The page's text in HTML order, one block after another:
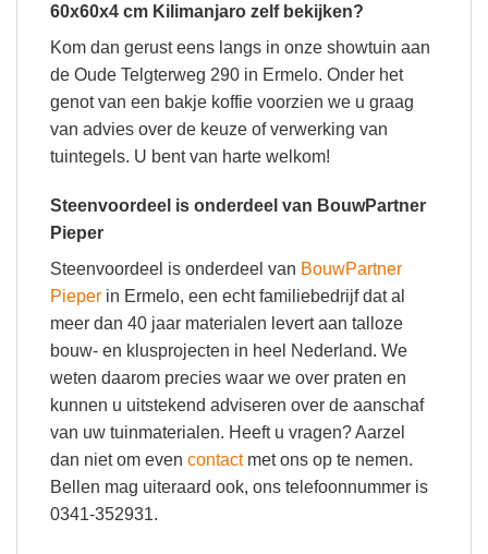
60x60x4 cm Kilimanjaro zelf bekijken?
Kom dan gerust eens langs in onze showtuin aan
de Oude Telgterweg 290 in Ermelo. Onder het
genot van een bakje koffie voorzien we u graag
van advies over de keuze of verwerking van
tuintegels. U bent van harte welkom!
Steenvoordeel is onderdeel van BouwPartner
Pieper
Steenvoordeel is onderdeel van BouwPartner
Pieper in Ermelo, een echt familiebedrijf dat al
meer dan 40 jaar materialen levert aan talloze
bouw- en klusprojecten in heel Nederland. We
weten daarom precies waar we over praten en
kunnen u uitstekend adviseren over de aanschaf
van uw tuinmaterialen. Heeft u vragen? Aarzel
dan niet om even contactmet ons op te nemen.
Bellen mag uiteraard ook, ons telefoonnummer is
0341-352931.